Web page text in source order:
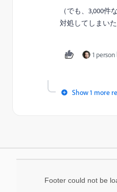
（でも、3,000
対処してしまい
1
Show 1 more
Footer could not be